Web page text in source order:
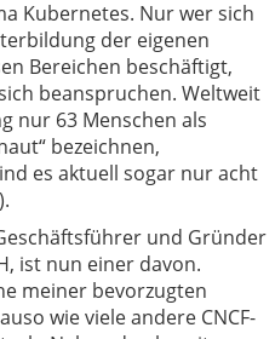
Kubernetes. Nur wer sich
der eigenen
Bereichen beschäftigt,
beanspruchen. Weltweit
nur 63 Menschen als
bezeichnen,
es aktuell sogar nur acht
und Gründer
ist nun einer davon.
meiner bevorzugten
wie viele andere CNCF-